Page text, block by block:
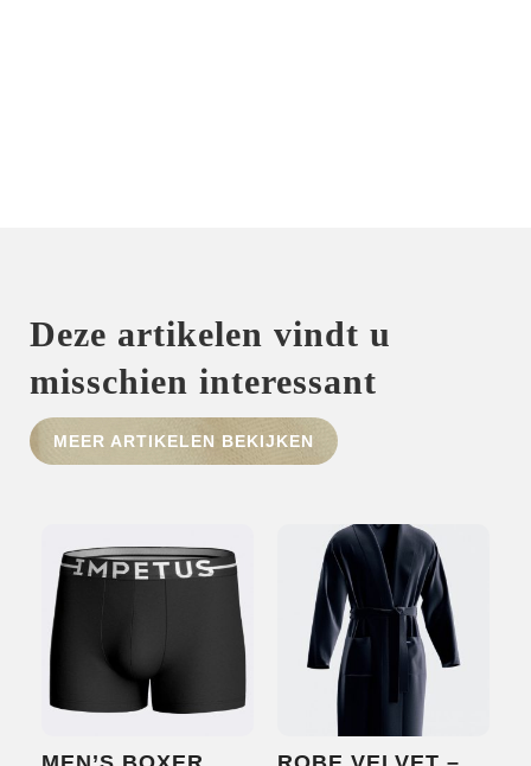
HOME
MERKEN
NIEUWS
CONTACT
Deze artikelen vindt u
misschien interessant
MEER ARTIKELEN BEKIJKEN